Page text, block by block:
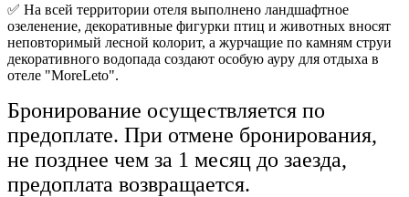
✅ На всей территории отеля выполнено ландшафтное
озеленение, декоративные фигурки птиц и животных вносят
неповторимый лесной колорит, а журчащие по камням струи
декоративного водопада создают особую ауру для отдыха в
отеле "MoreLeto".
Бронирование осуществляется по
предоплате. При отмене бронирования,
не позднее чем за 1 месяц до заезда,
предоплата возвращается.